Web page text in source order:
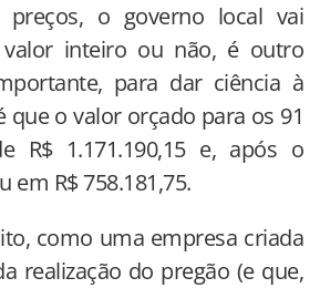
preços, o governo local vai
inteiro ou não, é outro
para dar ciência à
que o valor orçado para os 91
R$ 1.171.190,15 e, após o
em R$ 758.181,75.
como uma empresa criada
realização do pregão (e que,